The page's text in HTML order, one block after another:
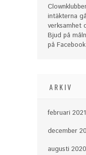
intäkterna
verksamhet
Bjud på
på
ARKIV
februari 2021
december
augusti 2020